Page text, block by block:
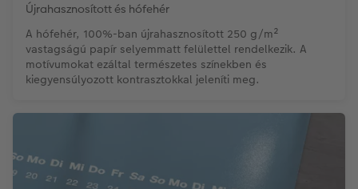
Újrahasznosított és hófehér
A hófehér, 100%-ban újrahasznosított 250 g/m²
vastagságú papír selyemmatt felülettel rendelkezik. A
motívumokat ezáltal természetes színekben és
kiegyensúlyozott kontrasztokkal jeleníti meg.